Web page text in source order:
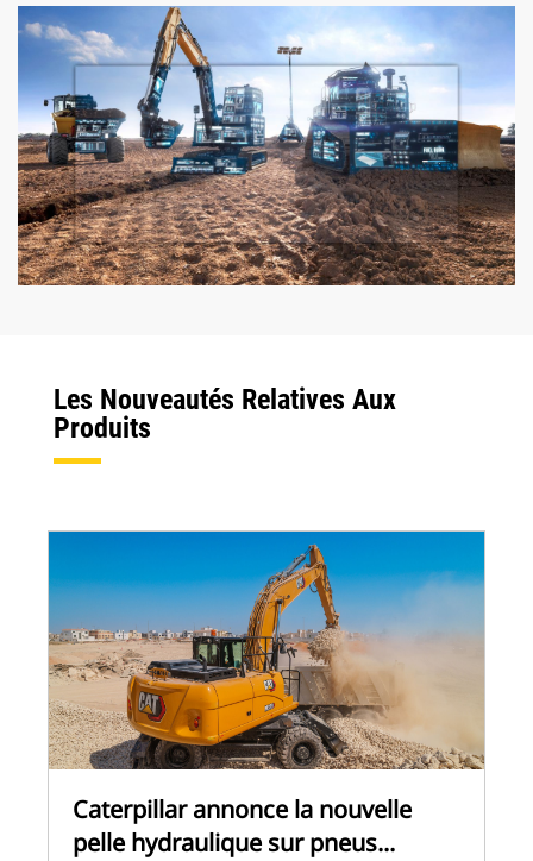
Les Nouveautés Relatives Aux
Produits
Caterpillar annonce la nouvelle
pelle hydraulique sur pneus...